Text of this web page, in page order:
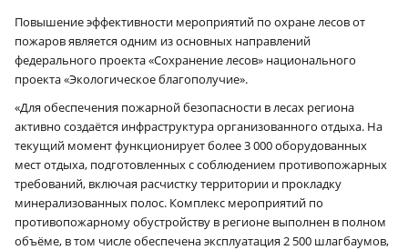
Повышение эффективности мероприятий по охране лесов от
пожаров является одним из основных направлений
федерального проекта «Сохранение лесов» национального
проекта «Экологическое благополучие».
«Для обеспечения пожарной безопасности в лесах региона
активно создаётся инфраструктура организованного отдыха. На
текущий момент функционирует более 3 000 оборудованных
мест отдыха, подготовленных с соблюдением противопожарных
требований, включая расчистку территории и прокладку
минерализованных полос. Комплекс мероприятий по
противопожарному обустройству в регионе выполнен в полном
объёме, в том числе обеспечена эксплуатация 2 500 шлагбаумов,